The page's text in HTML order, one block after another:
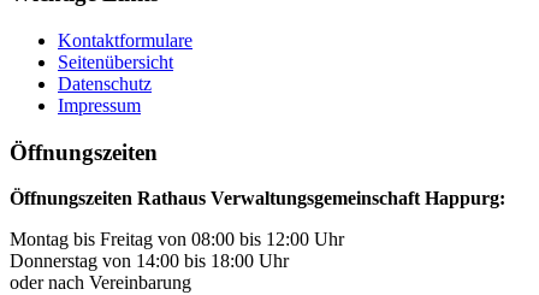
Kontaktformulare
Seitenübersicht
Datenschutz
Impressum
Öffnungszeiten
Öffnungszeiten Rathaus Verwaltungsgemeinschaft Happurg:
Montag bis Freitag von 08:00 bis 12:00 Uhr
Donnerstag von 14:00 bis 18:00 Uhr
oder nach Vereinbarung